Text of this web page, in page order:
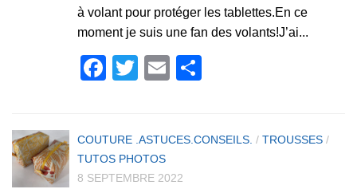
à volant pour protéger les tablettes.En ce
moment je suis une fan des volants!J’ai...
Facebook
TwitterEmail
COUTURE .ASTUCES.CONSEILS. / TROUSSES /
TUTOS PHOTOS
8 SEPTEMBRE 2022